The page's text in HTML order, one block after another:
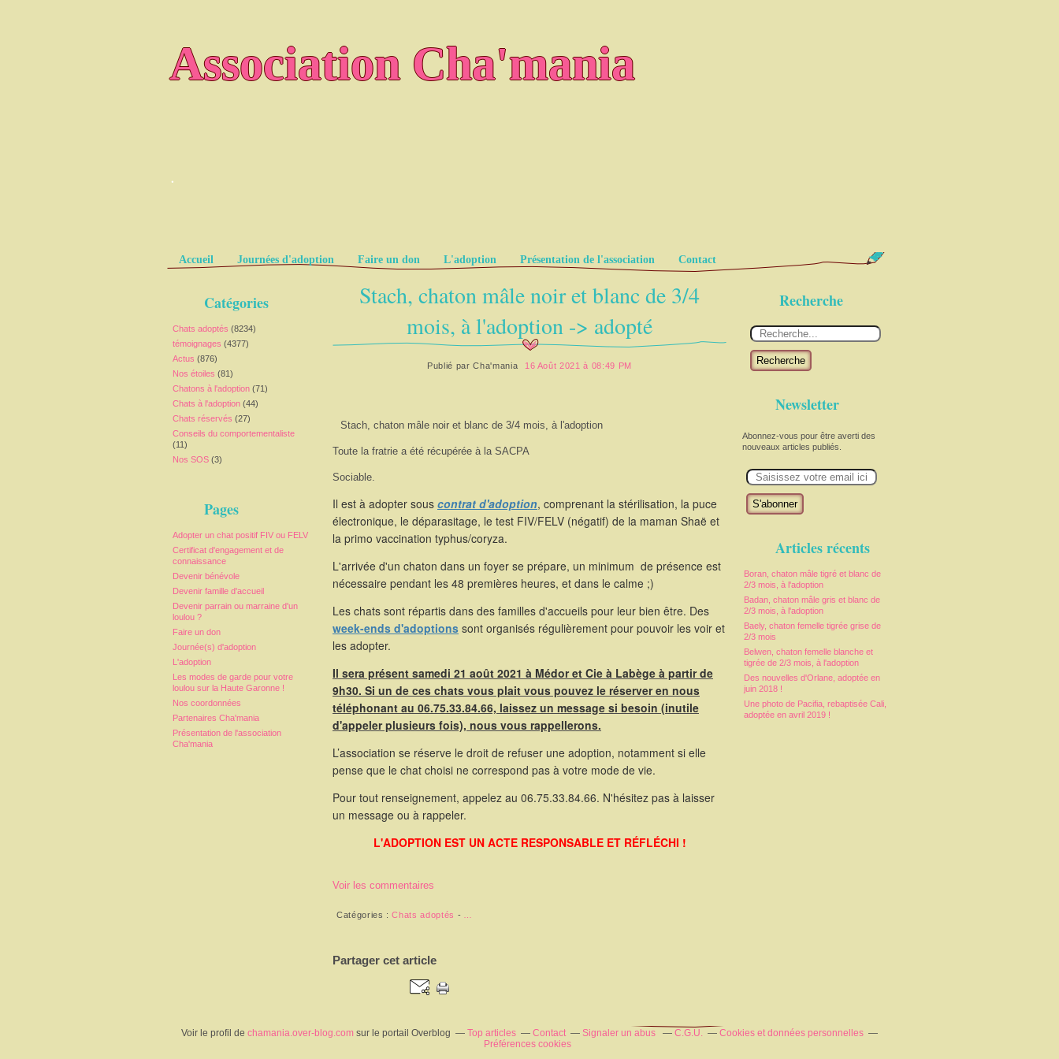
Association Cha'mania
.
Pages
Accueil Journées d'adoption Faire un don L'adoption Présentation de l'association Contact
Catégories
Chats adoptés (8234)
témoignages (4377)
Actus (876)
Nos étoiles (81)
Chatons à l'adoption (71)
Chats à l'adoption (44)
Chats réservés (27)
Conseils du comportementaliste
(11)
Nos SOS (3)
Pages
Adopter un chat positif FIV ou FELV
Certificat d'engagement et de
connaissance
Devenir bénévole
Devenir famille d'accueil
Devenir parrain ou marraine d'un
loulou ?
Faire un don
Journée(s) d'adoption
L'adoption
Les modes de garde pour votre
loulou sur la Haute Garonne !
Nos coordonnées
Partenaires Cha'mania
Présentation de l'association
Cha'mania
Recherche
Recherche
Newsletter
Abonnez-vous pour être averti des
nouveaux articles publiés.
m
Articles récents
Boran, chaton mâle tigré et blanc de
2/3 mois, à l'adoption
Badan, chaton mâle gris et blanc de
2/3 mois, à l'adoption
Baely, chaton femelle tigrée grise de
2/3 mois
Belwen, chaton femelle blanche et
tigrée de 2/3 mois, à l'adoption
Des nouvelles d'Orlane, adoptée en
juin 2018 !
Une photo de Pacifia, rebaptisée Cali,
adoptée en avril 2019 !
Stach, chaton mâle noir et blanc de 3/4
mois, à l'adoption -> adopté
Publié parCha'mania 16 Août 2021 à 08:49 PM
Stach, chaton mâle noir et blanc de 3/4 mois, à l'adoption
Toute la fratrie a été récupérée à la SACPA
Sociable.
Il est à adopter sous contrat d'adoption, comprenant la stérilisation, la puce
électronique, le déparasitage, le test FIV/FELV (négatif) de la maman Shaë et
la primo vaccination typhus/coryza.
L'arrivée d'un chaton dans un foyer se prépare, un minimum de présence est
nécessaire pendant les 48 premières heures, et dans le calme ;)
Les chats sont répartis dans des familles d'accueils pour leur bien être. Des
week-ends d'adoptions sont organisés régulièrement pour pouvoir les voir et
les adopter.
Il sera présent samedi 21 août 2021 à Médor et Cie à Labège à partir de
9h30. Si un de ces chats vous plait vous pouvez le réserver en nous
téléphonant au 06.75.33.84.66, laissez un message si besoin (inutile
d'appeler plusieurs fois), nous vous rappellerons.
L’association se réserve le droit de refuser une adoption, notamment si elle
pense que le chat choisi ne correspond pas à votre mode de vie.
Pour tout renseignement, appelez au 06.75.33.84.66. N'hésitez pas à laisser
un message ou à rappeler.
L'ADOPTION EST UN ACTE RESPONSABLE ET RÉFLÉCHI !
Voir les commentaires
Catégories :Chats adoptés -
Partager cet article
Voir le profil de chamania.over-blog.com sur le portail Overblog Top articles Contact Signaler un abus C.G.U.
Cookies et données personnelles
Préférences cookies